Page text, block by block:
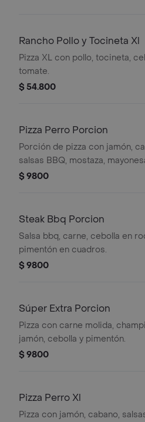
Rancho Pollo y Tocineta Xl
Pizza XL con pollo, tocineta,
tomate.
$ 54.800
Pizza Perro Porcion
Porción de pizza con jamón,
salsas BBQ, mostaza,
papa cabello de ángel.
$ 9800
Steak Bbq Porcion
Salsa bbq, carne, cebolla en
pimentón en cuadros.
$ 9800
Súper Extra Porcion
Pizza con carne molida,
jamón, cebolla y pimentón.
$ 9800
Pizza Perro Xl
Pizza con jamón, cabano,